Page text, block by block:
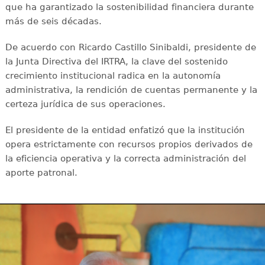
que ha garantizado la sostenibilidad financiera durante
más de seis décadas.
De acuerdo con Ricardo Castillo Sinibaldi, presidente de
la Junta Directiva del IRTRA, la clave del sostenido
crecimiento institucional radica en la autonomía
administrativa, la rendición de cuentas permanente y la
certeza jurídica de sus operaciones.
El presidente de la entidad enfatizó que la institución
opera estrictamente con recursos propios derivados de
la eficiencia operativa y la correcta administración del
aporte patronal.